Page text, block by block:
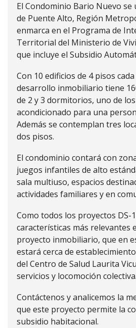
El Condominio Bario Nuevo se
de Puente Alto, Región
enmarca en el Programa de
Territorial del Ministerio de
que incluye el Subsidio
Con 10 edificios de 4 pisos
desarrollo inmobiliario tiene
de 2 y 3 dormitorios, uno de
acondicionado para una
Además se contemplan tres
dos pisos.
El condominio contará con
juegos infantiles de alto
sala multiuso, espacios
actividades familiares y en
Como todos los proyectos DS-
características más relevantes
proyecto inmobiliario, que en
estará cerca de
del Centro de Salud Laurita
servicios y locomoción colectiva.
Contáctenos y analicemos la
que este proyecto permite la
subsidio habitacional.